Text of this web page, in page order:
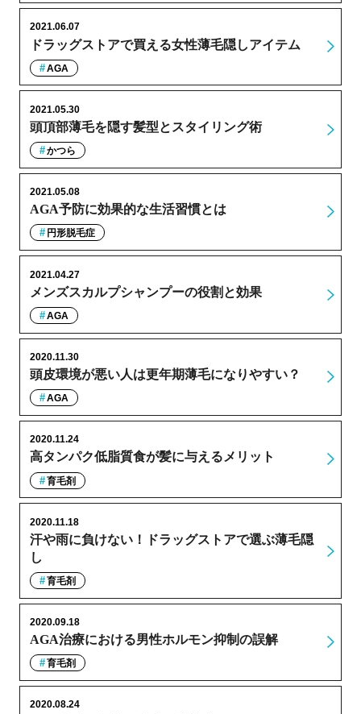
ドラッグストアで買える女性薄毛隠しアイテム
2021.06.07
AGA
頭頂部薄毛を隠す髪型とスタイリング術
2021.05.30
かつら
AGA予防に効果的な生活習慣とは
2021.05.08
円形脱毛症
メンズスカルプシャンプーの役割と効果
2021.04.27
AGA
頭皮環境が悪い人は更年期薄毛になりやすい？
2020.11.30
AGA
高タンパク低脂質食が髪に与えるメリット
2020.11.24
育毛剤
汗や雨に負けない！ドラッグストアで選ぶ薄毛隠
し
2020.11.18
育毛剤
AGA治療における男性ホルモン抑制の誤解
2020.09.18
育毛剤
2020.08.24